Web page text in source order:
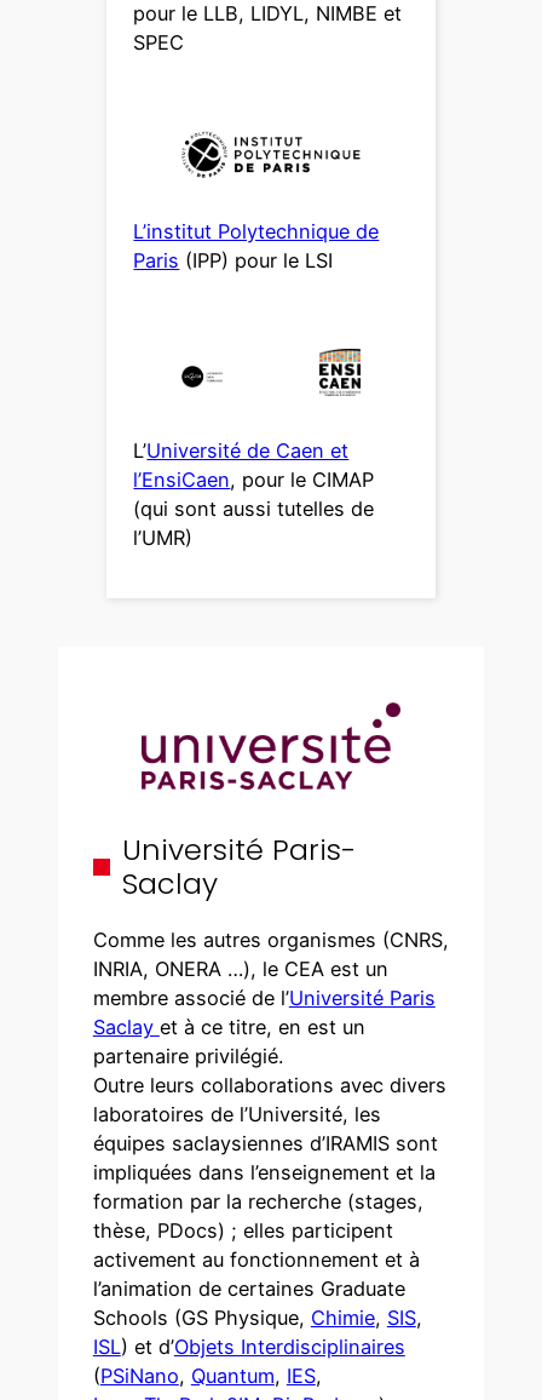
pour le LLB, LIDYL, NIMBE et
SPEC
L’institut Polytechnique de
Paris (IPP) pour le LSI
L’Université de Caen et
l’EnsiCaen, pour le CIMAP
(qui sont aussi tutelles de
l’UMR)
Université Paris-
Saclay
Comme les autres organismes (CNRS,
INRIA, ONERA …), le CEA est un
membre associé de l’Université Paris
Saclay et à ce titre, en est un
partenaire privilégié.
Outre leurs collaborations avec divers
laboratoires de l’Université, les
équipes saclaysiennes d’IRAMIS sont
impliquées dans l’enseignement et la
formation par la recherche (stages,
thèse, PDocs) ; elles participent
activement au fonctionnement et à
l’animation de certaines Graduate
Schools (GS Physique, Chimie, SIS,
ISL) et d’Objets Interdisciplinaires
(PSiNano, Quantum, IES,